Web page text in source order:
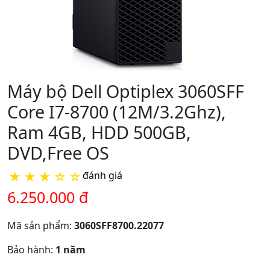
Máy bộ Dell Optiplex 3060SFF
Core I7-8700 (12M/3.2Ghz),
Ram 4GB, HDD 500GB,
DVD,Free OS
★ ★ ★ ☆ ☆đánh giá
6.250.000 đ
Mã sản phẩm: 3060SFF8700.22077
Bảo hành: 1 năm